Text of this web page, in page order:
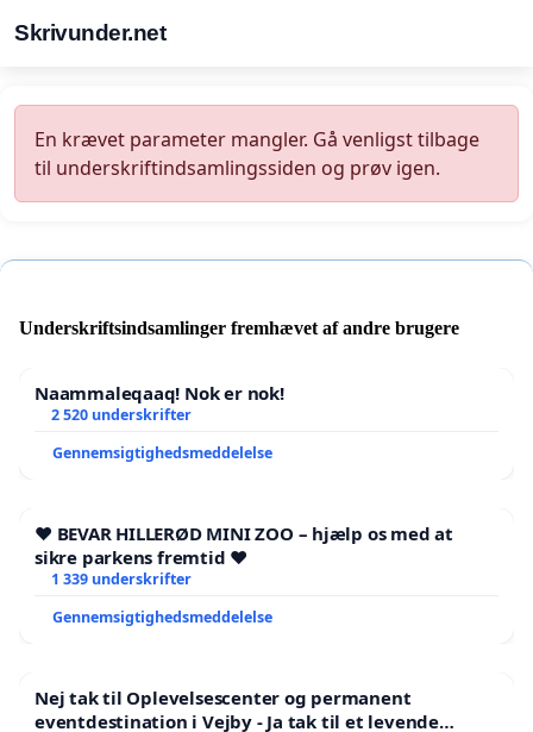
Skrivunder.net
En krævet parameter mangler. Gå venligst tilbage
til underskriftindsamlingssiden og prøv igen.
Underskriftsindsamlinger fremhævet af andre brugere
Naammaleqaaq! Nok er nok!
2 520 underskrifter
Gennemsigtighedsmeddelelse
❤️ BEVAR HILLERØD MINI ZOO – hjælp os med at
sikre parkens fremtid ❤️
1 339 underskrifter
Gennemsigtighedsmeddelelse
Nej tak til Oplevelsescenter og permanent
eventdestination i Vejby - Ja tak til et levende